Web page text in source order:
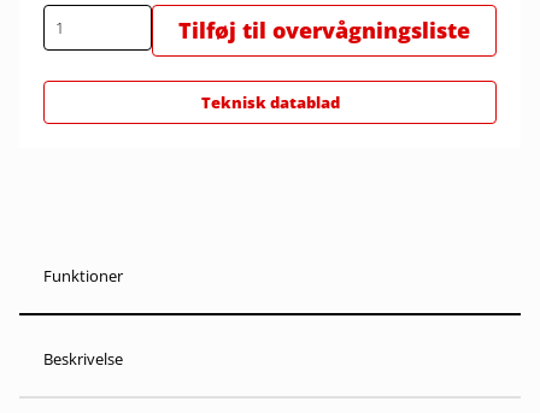
Tilføj til overvågningsliste
Teknisk datablad
Funktioner
Beskrivelse